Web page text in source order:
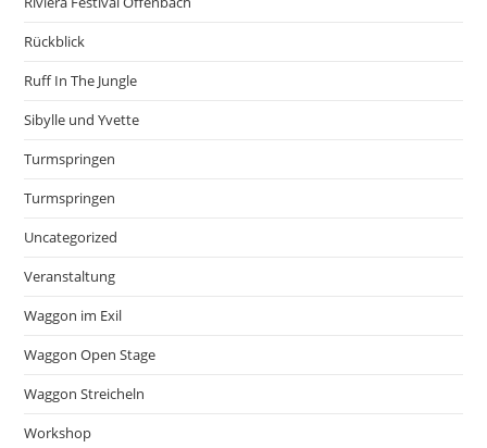
Rückblick
Ruff In The Jungle
Sibylle und Yvette
Turmspringen
Turmspringen
Uncategorized
Veranstaltung
Waggon im Exil
Waggon Open Stage
Waggon Streicheln
Workshop